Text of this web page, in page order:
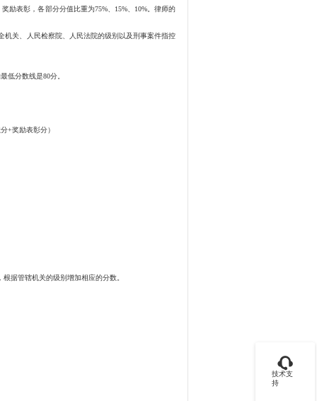
表彰，各部分分值比重为75%、15%、10%。律师的
关、人民检察院、人民法院的级别以及刑事案件指控
低分数线是80分。
+奖励表彰分）
据管辖机关的级别增加相应的分数。
技术支
持